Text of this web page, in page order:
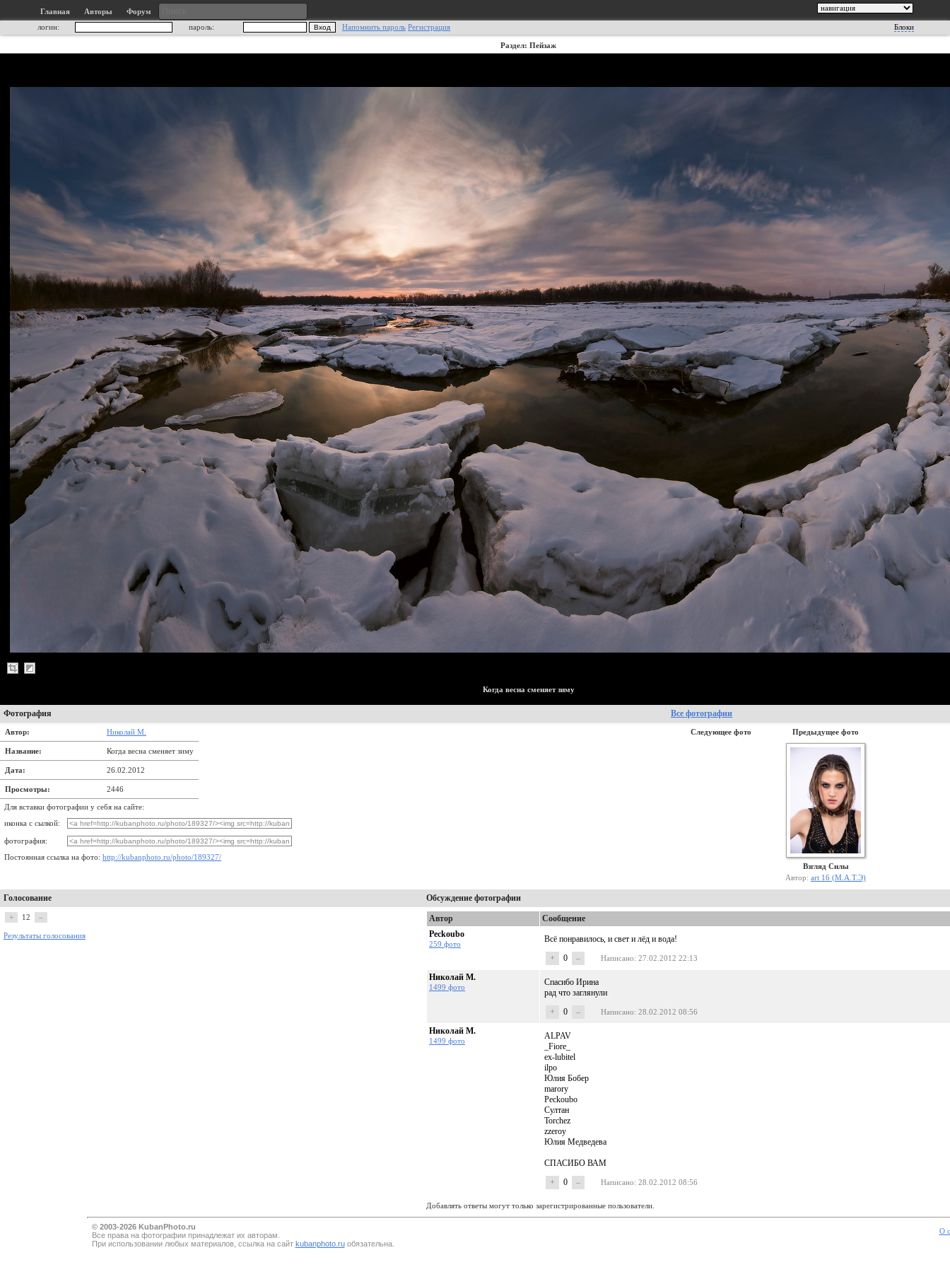
Главная Авторы
Форум
логин:
пароль: Напомнить пароль Регистрация Блоки
Раздел: Пейзаж
Когда весна сменяет зиму
Фотография Все фотографии
Автор: Николай М.
Название: Когда весна сменяет зиму
Дата: 26.02.2012
Просмотры: 2446
Для вставки фотографии у себя на сайте:
иконка с сылкой:
фотография:
Постоянная ссылка на фото: http://kubanphoto.ru/photo/189327/
Следующее фото Предыдущее фото
Взгляд Силы
Автор: art 16 (М.А.Т.Э)
Голосование Обсуждение фотографии
+ 12 –
Результаты голосования
Автор
Сообщение
Peckoubo
259 фото
Всё понравилось, и свет и лёд и вода!
+
0 – Написано: 27.02.2012 22:13
Николай М.
1499 фото
Спасибо Ирина
рад что заглянули
+
0 – Написано: 28.02.2012 08:56
Николай М.
1499 фото
ALPAV
_Fiore_
ex-lubitel
ilpo
Юлия Бобер
marory
Peckoubo
Султан
Torchez
zzeroy
Юлия Медведева
СПАСИБО ВАМ
+
0 – Написано: 28.02.2012 08:56
Добавлять ответы могут только зарегистрированные пользователи.
© 2003-2026 KubanPhoto.ru
Все прaва на фотографии принадлежат их авторам.
При использовании любых материалов, ссылка на сайт kubanphoto.ruобязательна.
О